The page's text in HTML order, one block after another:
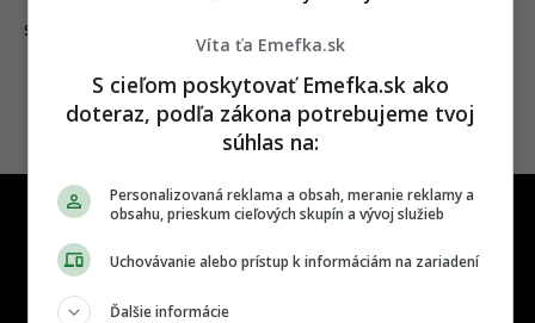
SLOVENSKO
Víta ťa Emefka.sk
S cieľom poskytovať Emefka.sk ako
doteraz, podľa zákona potrebujeme tvoj
súhlas na:
Personalizovaná reklama a obsah, meranie reklamy a
obsahu, prieskum cieľových skupín a vývoj služieb
Uchovávanie alebo prístup k informáciám na zariadení
Ďalšie informácie